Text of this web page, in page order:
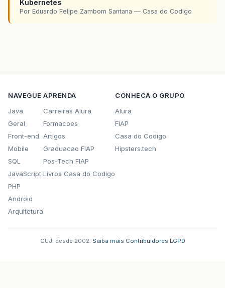
Kubernetes
Por Eduardo Felipe Zambom Santana — Casa do Codigo
NAVEGUE
Java
Geral
Front-end
Mobile
SQL
JavaScript
PHP
Android
Arquitetura
APRENDA
Carreiras Alura
Formacoes
Artigos
Graduacao FIAP
Pos-Tech FIAP
Livros Casa do Codigo
CONHECA O GRUPO
Alura
FIAP
Casa do Codigo
Hipsters.tech
GUJ: desde 2002. Saiba mais Contribuidores LGPD